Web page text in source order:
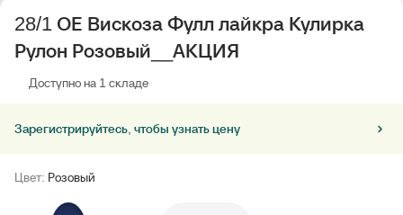
28/1 ОЕ Вискоза Фулл лайкра Кулирка
Рулон Розовый__АКЦИЯ
Доступно на 1 складе
Зарегистрируйтесь, чтобы узнать цену
Цвет: Розовый